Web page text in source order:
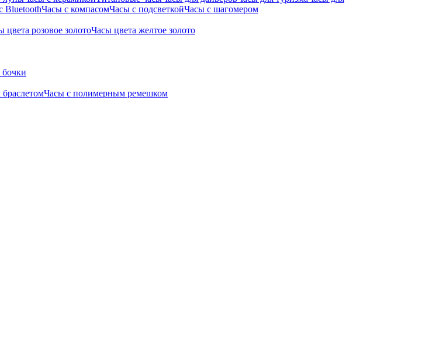
BluetoothЧасы с компасомЧасы с подсветкойЧасы с шагомером
цвета розовое золотоЧасы цвета желтое золото
Часы с полимерным ремешком